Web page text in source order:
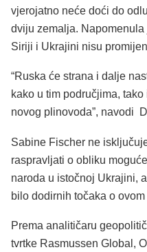
vjerojatno neće doći do
dviju zemalja.
Siriji i Ukrajini nisu
“Ruska će strana i dalje
kako u tim područjima,
novog plinovoda”, navodi
Sabine Fischer ne
raspravljati o obliku
naroda u istočnoj Ukrajini,
bilo dodirnih točaka o
Prema analitičaru
tvrtke Rasmussen Global,